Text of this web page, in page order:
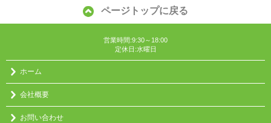
ページトップに戻る
営業時間:9:30～18:00
定休日:水曜日
ホーム
会社概要
お問い合わせ